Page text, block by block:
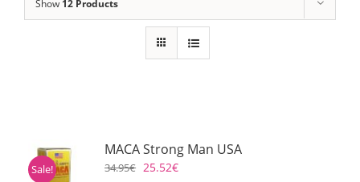
Show 12 Products
Sale!
MACA Strong Man USA
34.95€ 25.52€